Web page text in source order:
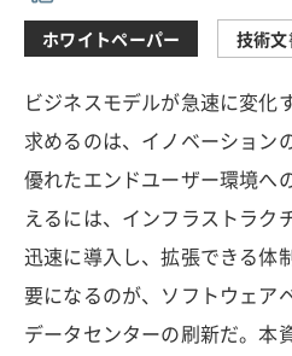
ホワイトペーパー 技術文
ビジネスモデルが急速に変化
求めるのは、イノベーション
優れたエンドユーザー環境へ
えるには、インフラストラク
迅速に導入し、拡張できる体
要になるのが、ソフトウェア
データセンターの刷新だ。本